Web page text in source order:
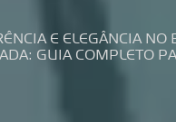
E ELEGÂNCIA
GUIA COMPLETO